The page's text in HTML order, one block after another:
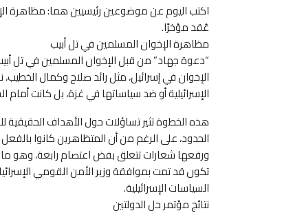
اكتب اليوم عن موضوعين رئيسيين هما: مظاهرة
عُقد مؤخرًا.
مظاهرة الإخوان المسلمين في تل أبيب
“دعوة جهاد” من قبل الإخوان المسلمين في تل
الإخوان في إسرائيل، مثل رائد صلاح وكمال
الإسرائيلية أو ضد سياساتها في غزة، بل كانت أمام
هذه الخطوة تثير تساؤلات حول الأهداف
الحدود، على الرغم من أن المتظاهرين كانوا بالفعل
ورفعها شعارات تتعلق بفض اعتصام رابعة، وهو
تكون قد تمت بموافقة وزير الأمن القومي
السياسات الإسرائيلية.
نتائج مؤتمر حل الدولتين